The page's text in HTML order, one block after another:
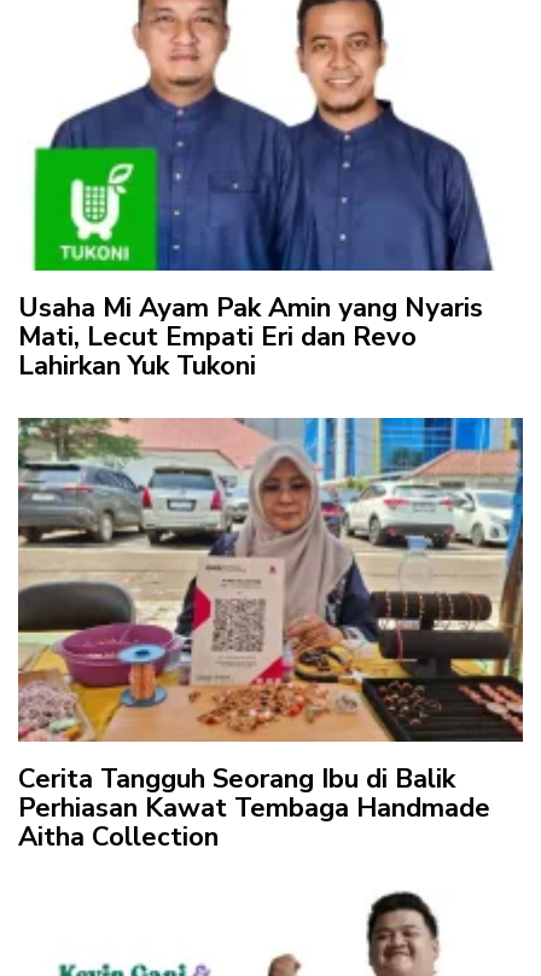
Usaha Mi Ayam Pak Amin yang Nyaris
Mati, Lecut Empati Eri dan Revo
Lahirkan Yuk Tukoni
Cerita Tangguh Seorang Ibu di Balik
Perhiasan Kawat Tembaga Handmade
Aitha Collection